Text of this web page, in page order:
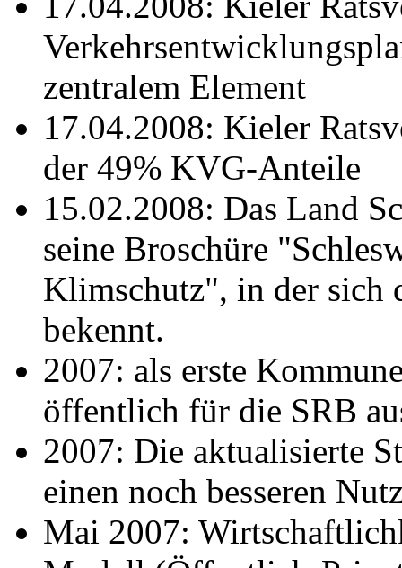
zentralem Element
17.04.2008: Kieler
der 49% KVG-Anteile
15.02.2008: Das Land
seine Broschüre
Klimschutz", in der sich
bekennt.
2007: als erste
öffentlich für die SRB
2007: Die aktualisierte
einen noch besseren
Mai 2007: